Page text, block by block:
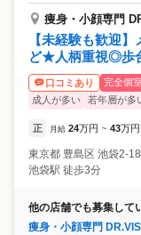
痩身・小顔専門
【未経験も歓迎
ど★人柄重視◎歩
口コミあり 完全個
成人が多い
若年層が多
正 月給 24万円 ~ 43万円
東京都 豊島区 池袋2-
池袋駅 徒歩3分
他の店舗でも募集して
痩身・小顔専門